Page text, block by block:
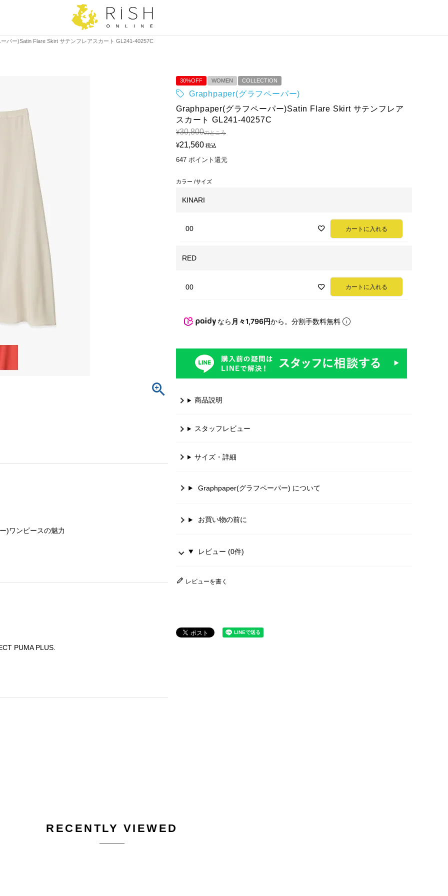
パー)Satin Flare Skirt サテンフレアスカート GL241-40257C
)ワンピースの魅力
PUMA PLUS.
30%OFF WOMEN COLLECTION
Graphpaper(グラフペーパー)
Graphpaper(グラフペーパー)Satin Flare Skirt サテンフレア
スカート GL241-40257C
¥30,800のところ
¥21,560 税込
647 ポイント還元
カラー サイズ
KINARI
00 カートに入れる
RED
00 カートに入れる
なら 月々1,796円から。分割手数料無料
商品説明
スタッフレビュー
サイズ・詳細
Graphpaper(グラフペーパー) について
お買い物の前に
レビュー (0件)
レビューを書く
RECENTLY VIEWED